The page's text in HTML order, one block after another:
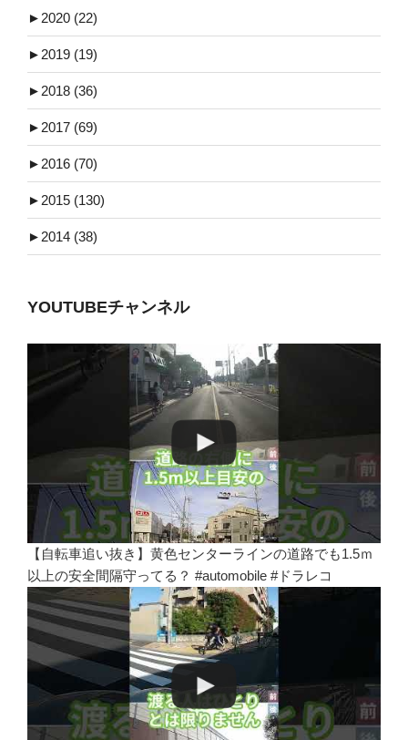
► 2020 (22)
► 2019 (19)
► 2018 (36)
► 2017 (69)
► 2016 (70)
► 2015 (130)
► 2014 (38)
YOUTUBEチャンネル
【自転車追い抜き】黄色センターラインの道路でも1.5ｍ
以上の安全間隔守ってる？ #automobile #ドラレコ